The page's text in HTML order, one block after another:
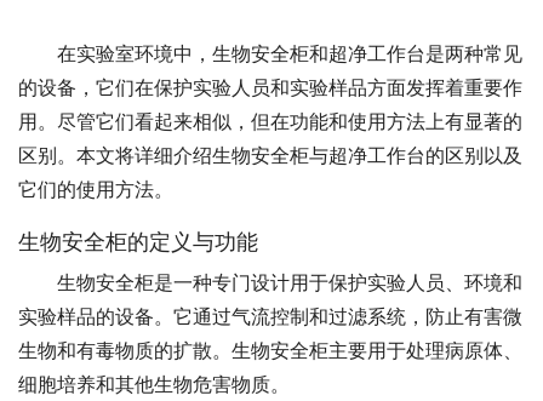
在实验室环境中，生物安全柜和超净工作台是两种常见
的设备，它们在保护实验人员和实验样品方面发挥着重要作
用。尽管它们看起来相似，但在功能和使用方法上有显著的
区别。本文将详细介绍生物安全柜与超净工作台的区别以及
它们的使用方法。
生物安全柜的定义与功能
生物安全柜是一种专门设计用于保护实验人员、环境和
实验样品的设备。它通过气流控制和过滤系统，防止有害微
生物和有毒物质的扩散。生物安全柜主要用于处理病原体、
细胞培养和其他生物危害物质。